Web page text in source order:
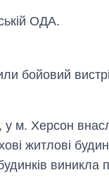
ОДА.
бойовий
м. Херсон
житлові
виникла